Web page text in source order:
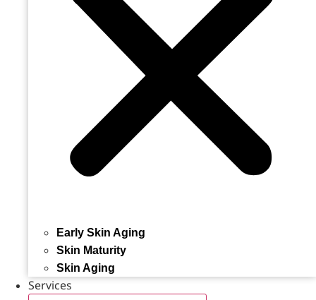
Early Skin Aging
Skin Maturity
Skin Aging
Services